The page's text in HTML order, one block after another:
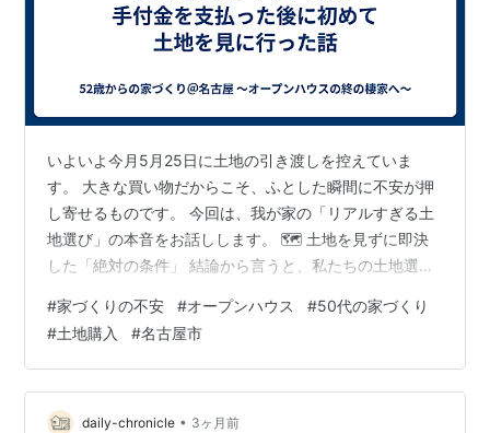
いよいよ今月5月25日に土地の引き渡しを控えていま
す。 大きな買い物だからこそ、ふとした瞬間に不安が押
し寄せるものです。 今回は、我が家の「リアルすぎる土
地選び」の本音をお話しします。 🗺️ 土地を見ずに即決
した「絶対の条件」 結論から言うと、私たちの土地選び
に、その場で契約して手付金100万円を支払ったのです。
まだ現地を見ていないのに即決できた理由は、どうして
も譲れない条件があったからです。 実は今、高齢の義父
母の家の「真ん前」のマンションに住んでおり、新居に
引っ越すと今よりは少し距離が遠くなってしまいます。
#家づくりの不安 #オープンハウス #50代の家づくり
#土地購入 #名古屋市
daily-chronicle • 3ヶ月前